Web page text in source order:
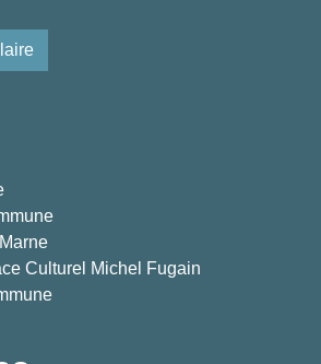
Culturel Michel Fugain